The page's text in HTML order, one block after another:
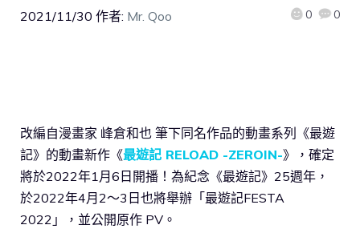
2021/11/30 作者: Mr. Qoo 0 0
改編自漫畫家 峰倉和也 筆下同名作品的動畫系列《最遊
記》的動畫新作《最遊記 RELOAD -ZEROIN-》，確定
將於2022年1月6日開播！為紀念《最遊記》25週年，
於2022年4月2～3日也將舉辦「最遊記FESTA
2022」，並公開原作 PV。